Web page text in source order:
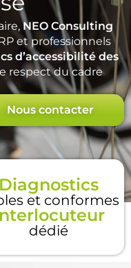
NEO Consulting
et professionnels
d’accessibilité des
respect du cadre
Nous contacter
Diagnostics
et conformes
dédié